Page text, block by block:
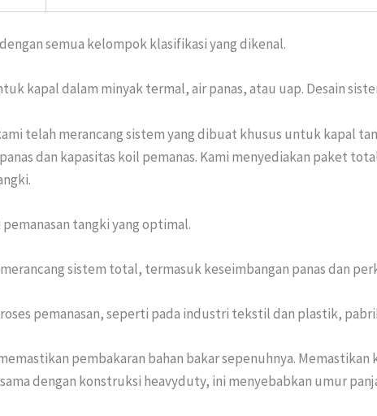
semua kelompok klasifikasi yang dikenal.
kapal dalam minyak termal, air panas, atau uap. Desain
telah merancang sistem yang dibuat khusus untuk kapal
dan kapasitas koil pemanas. Kami menyediakan paket
tangki yang optimal.
sistem total, termasuk keseimbangan panas dan
pemanasan, seperti pada industri tekstil dan plastik,
pembakaran bahan bakar sepenuhnya.
dengan konstruksi heavyduty, ini menyebabkan umur